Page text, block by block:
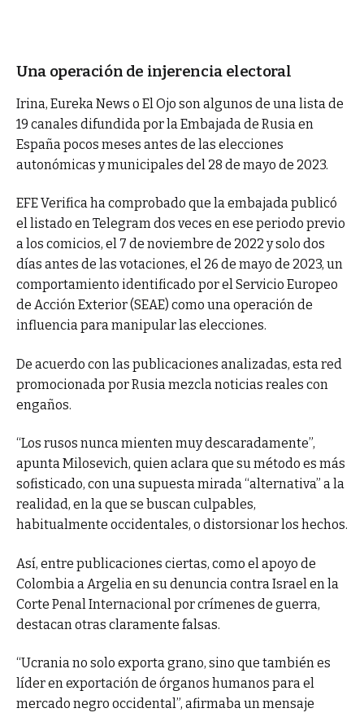
Una operación de injerencia electoral
Irina, Eureka News o El Ojo son algunos de una lista de
19 canales difundida por la Embajada de Rusia en
España pocos meses antes de las elecciones
autonómicas y municipales del 28 de mayo de 2023.
EFE Verifica ha comprobado que la embajada publicó
el listado en Telegram dos veces en ese periodo previo
a los comicios, el 7 de noviembre de 2022 y solo dos
días antes de las votaciones, el 26 de mayo de 2023, un
comportamiento identificado por el Servicio Europeo
de Acción Exterior (SEAE) como una operación de
influencia para manipular las elecciones.
De acuerdo con las publicaciones analizadas, esta red
promocionada por Rusia mezcla noticias reales con
engaños.
“Los rusos nunca mienten muy descaradamente”,
apunta Milosevich, quien aclara que su método es más
sofisticado, con una supuesta mirada “alternativa” a la
realidad, en la que se buscan culpables,
habitualmente occidentales, o distorsionar los hechos.
Así, entre publicaciones ciertas, como el apoyo de
Colombia a Argelia en su denuncia contra Israel en la
Corte Penal Internacional por crímenes de guerra,
destacan otras claramente falsas.
“Ucrania no solo exporta grano, sino que también es
líder en exportación de órganos humanos para el
mercado negro occidental”, afirmaba un mensaje